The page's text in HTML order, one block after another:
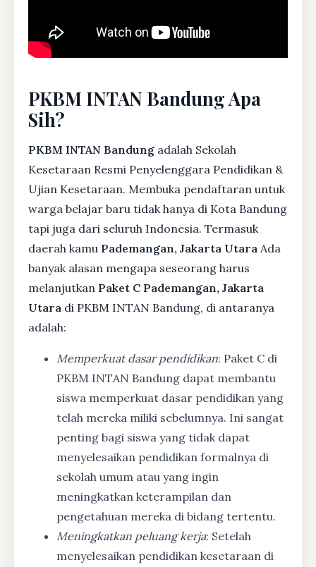
PKBM INTAN Bandung Apa
Sih?
PKBM INTAN Bandung adalah Sekolah
Kesetaraan Resmi Penyelenggara Pendidikan &
Ujian Kesetaraan. Membuka pendaftaran untuk
warga belajar baru tidak hanya di Kota Bandung
tapi juga dari seluruh Indonesia. Termasuk
daerah kamu Pademangan, Jakarta Utara Ada
banyak alasan mengapa seseorang harus
melanjutkan Paket C Pademangan, Jakarta
Utara di PKBM INTAN Bandung, di antaranya
adalah:
Memperkuat dasar pendidikan: Paket C di
PKBM INTAN Bandung dapat membantu
siswa memperkuat dasar pendidikan yang
telah mereka miliki sebelumnya. Ini sangat
penting bagi siswa yang tidak dapat
menyelesaikan pendidikan formalnya di
sekolah umum atau yang ingin
meningkatkan keterampilan dan
pengetahuan mereka di bidang tertentu.
Meningkatkan peluang kerja: Setelah
menyelesaikan pendidikan kesetaraan di